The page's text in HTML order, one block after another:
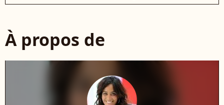
À propos de